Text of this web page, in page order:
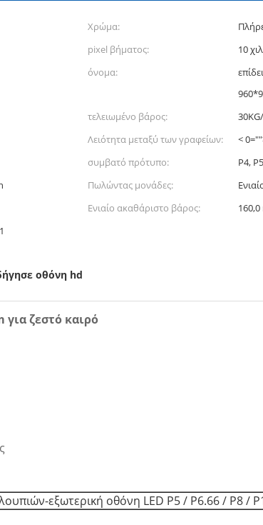
Χρώμα:
pixel βήματος:
10
όνομα:
τελειωμένο βάρος:
Λειότητα μεταξύ των γραφείων:
<
συμβατό πρότυπο:
P4,
Πωλώντας μονάδες:
Ενιαίο ακαθάριστο βάρος:
160,0
οθόνη hd
ζεστό καιρό
εξωτερική οθόνη LED P5 / P6.66 / P8 /